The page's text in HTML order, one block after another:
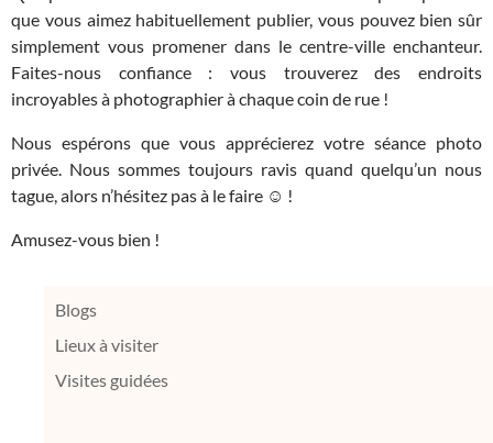
que vous aimez habituellement publier, vous pouvez bien sûr
simplement vous promener dans le centre-ville enchanteur.
Faites-nous confiance : vous trouverez des endroits
incroyables à photographier à chaque coin de rue !
Nous espérons que vous apprécierez votre séance photo
privée. Nous sommes toujours ravis quand quelqu’un nous
tague, alors n’hésitez pas à le faire ☺ !
Amusez-vous bien !
Blogs
Lieux à visiter
Visites guidées